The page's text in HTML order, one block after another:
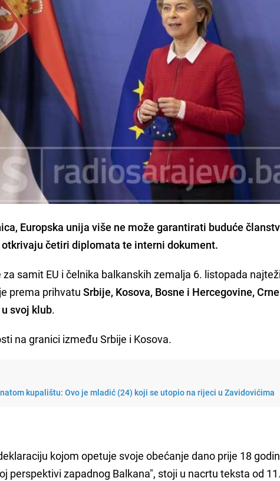
Europska unija više ne može garantirati buduće
otkrivaju četiri diplomata te interni dokument.
samit EU i čelnika balkanskih zemalja 6. listopada
prema prihvatuSrbije, Kosova, Bosne i Hercegovine,
svoj klub.
na granici između Srbije i Kosova.
kupalištu: Ovo je mladić (24) koji se utopio na rijeci u Zavidovićima
kojom opetuje svoje obećanje dano prije 18
perspektivi zapadnog Balkana", stoji u nacrtu teksta od 11.